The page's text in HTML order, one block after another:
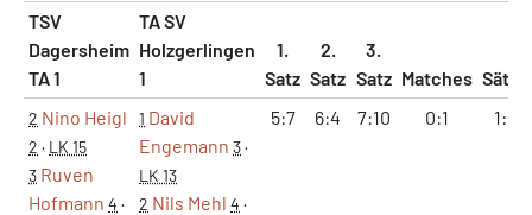
TSV
Dagersheim
TA 1
TA SV
Holzgerlingen
1
1.
Satz
2.
Satz
3.
Satz Matches Sätze
2 Nino Heigl
2 · LK 15
3 Ruven
Hofmann 4 ·
1 David
Engemann 3·
LK 13
2 Nils Mehl 4 ·
5:7 6:4 7:10 0:1 1:2